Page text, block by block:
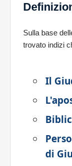
Sulla base
trovato indizi
Il
di